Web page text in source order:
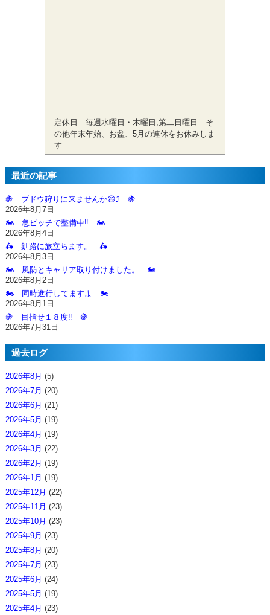
定休日 毎週水曜日・木曜日,第二日曜日 そ
の他年末年始、お盆、5月の連休をお休みしま
す
最近の記事
🍇 ブドウ狩りに来ませんか😄⤴️ 🍇
2026年8月7日
🏍️ 急ピッチで整備中‼️ 🏍️
2026年8月4日
🛵 釧路に旅立ちます。 🛵
2026年8月3日
🏍️ 風防とキャリア取り付けました。 🏍️
2026年8月2日
🏍️ 同時進行してますよ 🏍️
2026年8月1日
🍇 目指せ１８度‼️ 🍇
2026年7月31日
過去ログ
2026年8月 (5)
2026年7月 (20)
2026年6月 (21)
2026年5月 (19)
2026年4月 (19)
2026年3月 (22)
2026年2月 (19)
2026年1月 (19)
2025年12月 (22)
2025年11月 (23)
2025年10月 (23)
2025年9月 (23)
2025年8月 (20)
2025年7月 (23)
2025年6月 (24)
2025年5月 (19)
2025年4月 (23)